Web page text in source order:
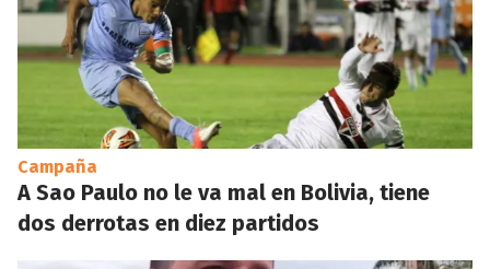
Campaña
A Sao Paulo no le va mal en Bolivia, tiene
dos derrotas en diez partidos